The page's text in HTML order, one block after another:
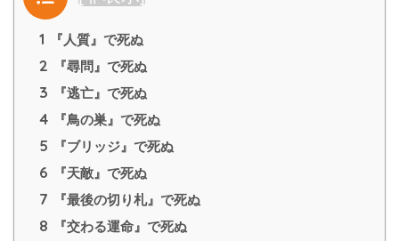
1 『人質』で死ぬ
2 『尋問』で死ぬ
3 『逃亡』で死ぬ
4 『鳥の巣』で死ぬ
5 『ブリッジ』で死ぬ
6 『天敵』で死ぬ
7 『最後の切り札』で死ぬ
8 『交わる運命』で死ぬ